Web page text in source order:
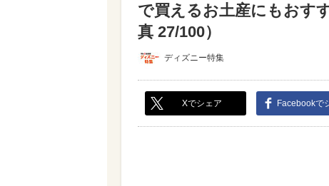
で買えるお土産にもおす
真 27/100）
ディズニー特集
Xでシェア Facebookで